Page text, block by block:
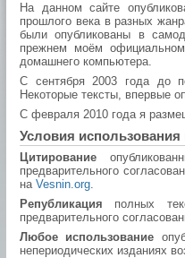
На данном сайте
прошлого века в разных
были опубликованы в
прежнем моём
домашнего компьютера.
С сентября 2003 года до
Некоторые тексты, впервые
С февраля 2010 года я
Условия
Цитирование
предварительного
на Vesnin.org.
Републикация полных
предварительного
Любое использование
непериодических изданиях